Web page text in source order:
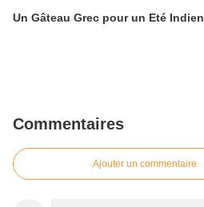
Un Gâteau Grec pour un Eté Indien
Commentaires
Ajouter un commentaire